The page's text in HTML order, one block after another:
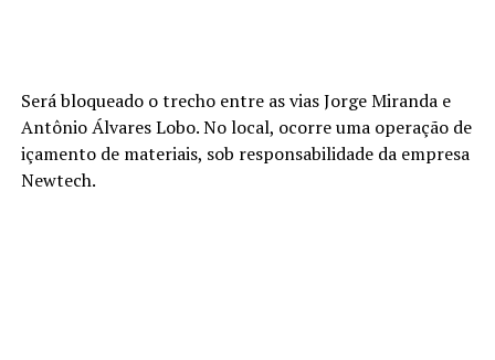
Será bloqueado o trecho entre as vias Jorge Miranda e
Antônio Álvares Lobo. No local, ocorre uma operação de
içamento de materiais, sob responsabilidade da empresa
Newtech.